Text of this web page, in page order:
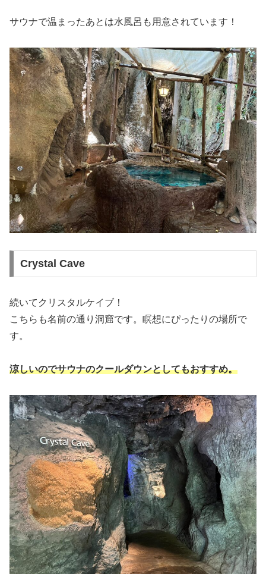
サウナで温まったあとは水風呂も用意されています！
Crystal Cave
続いてクリスタルケイブ！
こちらも名前の通り洞窟です。瞑想にぴったりの場所で
す。
涼しいのでサウナのクールダウンとしてもおすすめ。